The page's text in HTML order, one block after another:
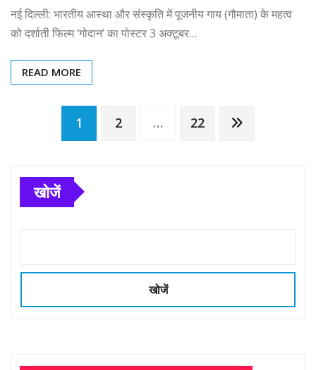
नई दिल्ली: भारतीय आस्था और संस्कृति में पूजनीय गाय (गौमाता) के महत्व
को दर्शाती फिल्म ‘गोदान’ का पोस्टर 3 अक्टूबर…
READ MORE
Posts
pagination
1 2 … 22
खोजें
खोजें